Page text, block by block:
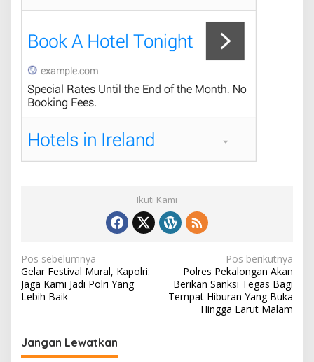
Ikuti Kami
N
a
v
g
Pos sebelumnya
Gelar Festival Mural, Kapolri:
Jaga Kami Jadi Polri Yang
Lebih Baik
Pos berikutnya
Polres Pekalongan Akan
Berikan Sanksi Tegas Bagi
Tempat Hiburan Yang Buka
Hingga Larut Malam
Jangan Lewatkan